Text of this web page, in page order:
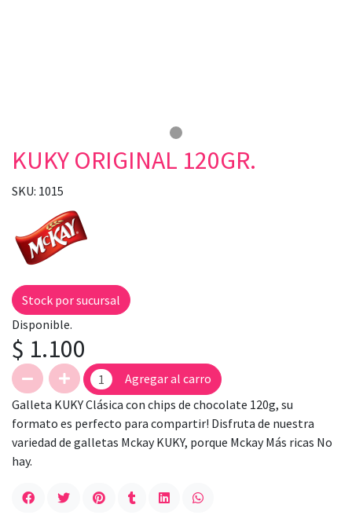
KUKY ORIGINAL 120GR.
SKU: 1015
Stock por sucursal
Disponible.
$ 1.100
Agregar al carro
Galleta KUKY Clásica con chips de chocolate 120g, su
formato es perfecto para compartir! Disfruta de nuestra
variedad de galletas Mckay KUKY, porque Mckay Más ricas No
hay.